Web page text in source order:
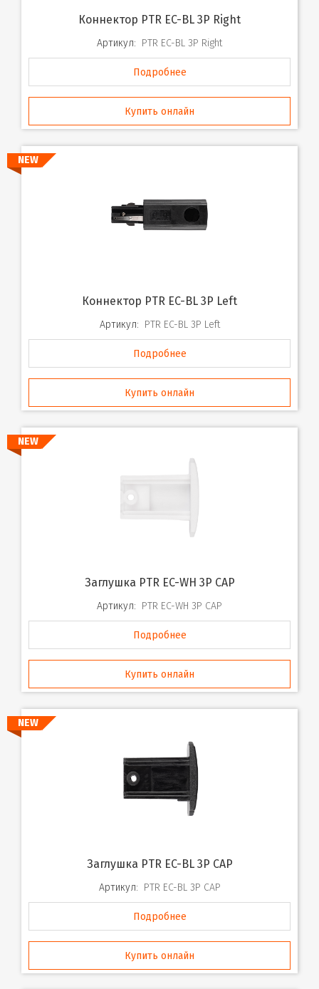
Коннектор PTR EC-BL 3P Right
Артикул: PTR EC-BL 3P Right
Подробнее
Купить онлайн
NEW
Коннектор PTR EC-BL 3P Left
Артикул: PTR EC-BL 3P Left
Подробнее
Купить онлайн
NEW
Заглушка PTR EC-WH 3P CAP
Артикул: PTR EC-WH 3P CAP
Подробнее
Купить онлайн
NEW
Заглушка PTR EC-BL 3P CAP
Артикул: PTR EC-BL 3P CAP
Подробнее
Купить онлайн